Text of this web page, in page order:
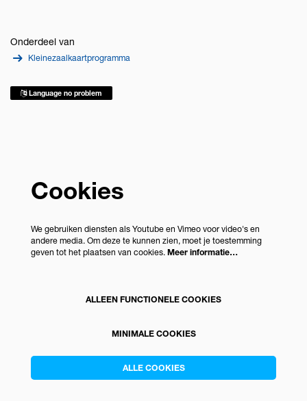
Onderdeel van
Kleinezaalkaartprogramma
Language no problem
Cookies
We gebruiken diensten als Youtube en Vimeo voor video's en
andere media. Om deze te kunnen zien, moet je toestemming
geven tot het plaatsen van cookies. Meer informatie…
ALLEEN FUNCTIONELE COOKIES
MINIMALE COOKIES
ALLE COOKIES